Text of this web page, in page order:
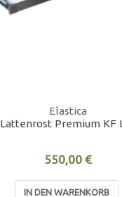
Elastica
Lattenrost Premium KF
550,00 €
IN DEN WARENKORB